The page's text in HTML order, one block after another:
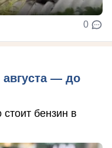
0
— до
бензин в